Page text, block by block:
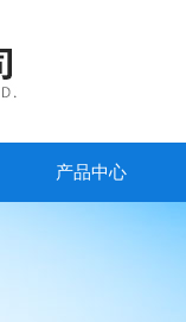
产品中心